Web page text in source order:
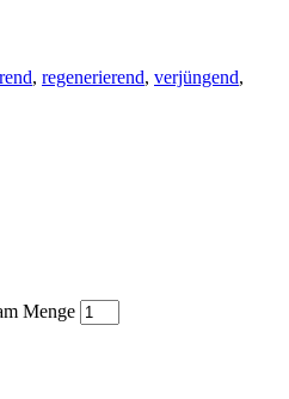
, regenerierend, verjüngend,
Menge